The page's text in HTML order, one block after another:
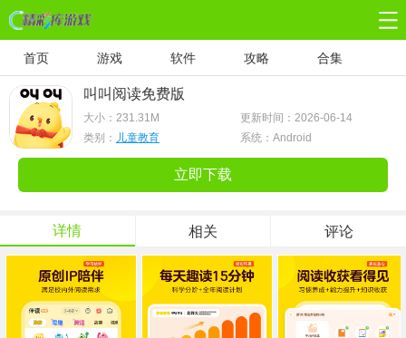
首页 游戏 软件 攻略 合集
叫叫阅读免费版
大小： 231.31M
更新时间：2026-06-14
类别： 儿童教育 系统：Android
立即下载
详情 相关 评论